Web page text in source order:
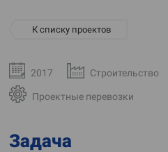
К списку проектов
2017 Строительство
Проектные перевозки
Задача